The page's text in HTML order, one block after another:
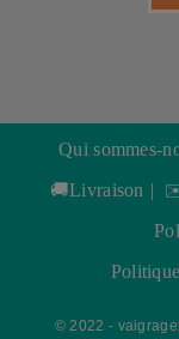
Qui sommes-
🚚Livraison
© 2022 -